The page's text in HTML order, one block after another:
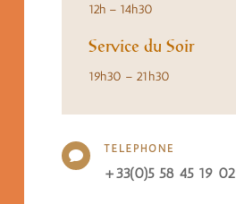
12h – 14h30
Service du Soir
19h30 – 21h30
 TÉLÉPHONE
+33(0)5 58 45 19 02